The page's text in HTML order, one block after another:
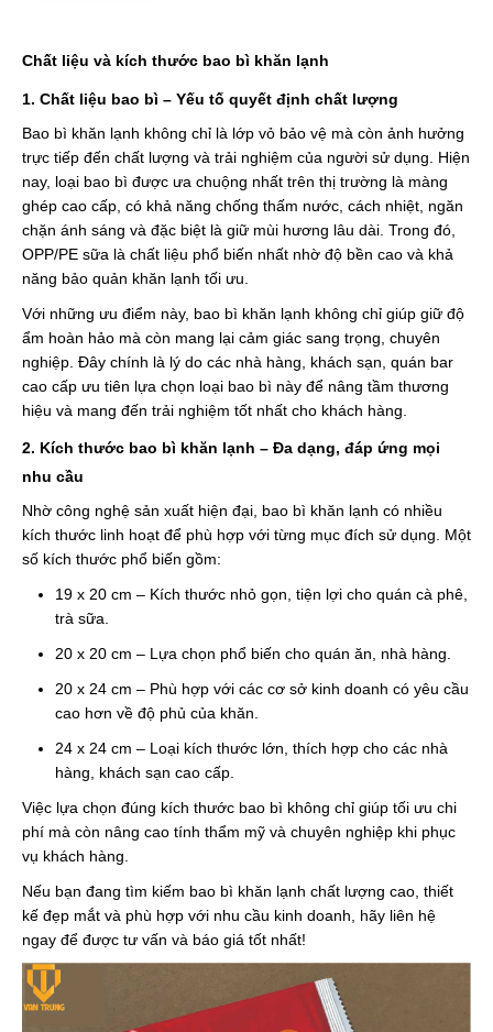
Chất liệu và kích thước bao bì khăn lạnh
1. Chất liệu bao bì – Yếu tố quyết định chất lượng
Bao bì khăn lạnh không chỉ là lớp vỏ bảo vệ mà còn ảnh hưởng
trực tiếp đến chất lượng và trải nghiệm của người sử dụng. Hiện
nay, loại bao bì được ưa chuộng nhất trên thị trường là màng
ghép cao cấp, có khả năng chống thấm nước, cách nhiệt, ngăn
chặn ánh sáng và đặc biệt là giữ mùi hương lâu dài. Trong đó,
OPP/PE sữa là chất liệu phổ biến nhất nhờ độ bền cao và khả
năng bảo quản khăn lạnh tối ưu.
Với những ưu điểm này, bao bì khăn lạnh không chỉ giúp giữ độ
ẩm hoàn hảo mà còn mang lại cảm giác sang trọng, chuyên
nghiệp. Đây chính là lý do các nhà hàng, khách sạn, quán bar
cao cấp ưu tiên lựa chọn loại bao bì này để nâng tầm thương
hiệu và mang đến trải nghiệm tốt nhất cho khách hàng.
2. Kích thước bao bì khăn lạnh – Đa dạng, đáp ứng mọi
nhu cầu
Nhờ công nghệ sản xuất hiện đại, bao bì khăn lạnh có nhiều
kích thước linh hoạt để phù hợp với từng mục đích sử dụng. Một
số kích thước phổ biến gồm:
19 x 20 cm – Kích thước nhỏ gọn, tiện lợi cho quán cà phê,
trà sữa.
20 x 20 cm – Lựa chọn phổ biến cho quán ăn, nhà hàng.
20 x 24 cm – Phù hợp với các cơ sở kinh doanh có yêu cầu
cao hơn về độ phủ của khăn.
24 x 24 cm – Loại kích thước lớn, thích hợp cho các nhà
hàng, khách sạn cao cấp.
Việc lựa chọn đúng kích thước bao bì không chỉ giúp tối ưu chi
phí mà còn nâng cao tính thẩm mỹ và chuyên nghiệp khi phục
vụ khách hàng.
Nếu bạn đang tìm kiếm bao bì khăn lạnh chất lượng cao, thiết
kế đẹp mắt và phù hợp với nhu cầu kinh doanh, hãy liên hệ
ngay để được tư vấn và báo giá tốt nhất!